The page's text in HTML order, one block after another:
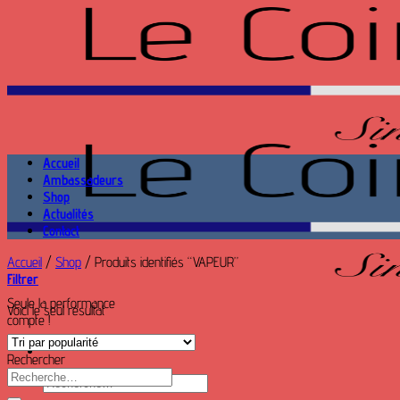
Seule la performance
compte !
Recherche
Accueil
Ambassadeurs
Shop
Actualités
Contact
Accueil / Shop / Produits identifiés “VAPEUR”
Filtrer
Voici le seul résultat
Rechercher
Recherche
pour :